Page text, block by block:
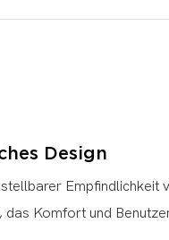
Design
Empfindlichkeit
Komfort und